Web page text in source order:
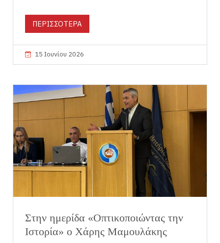
ΠΕΡΙΣΣΟΤΕΡΑ
15 Ιουνίου 2026
Στην ημερίδα «Οπτικοποιώντας την
Ιστορία» ο Χάρης Μαμουλάκης